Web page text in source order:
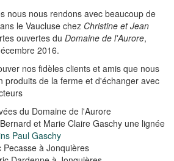
nous nous rendons avec beaucoup de
le Vaucluse chez Christine et Jean
ouvertes du Domaine de l'Aurore,
2016.
nos fidèles clients et amis que nous
produits de la ferme et d'échanger avec
du Domaine de l'Aurore
et Marie Claire Gaschy une lignée
Paul Gaschy
Pecasse à Jonquières